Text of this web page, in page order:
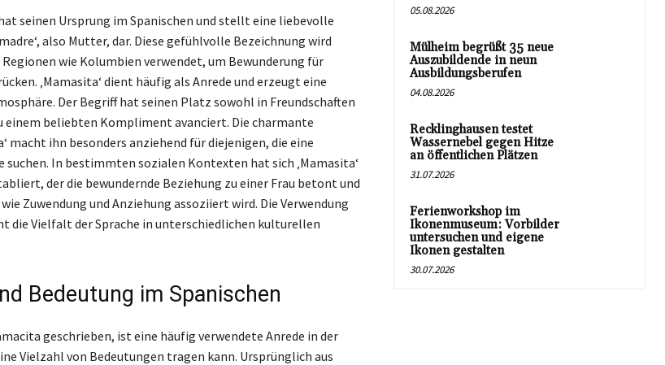
hat seinen Ursprung im Spanischen und stellt eine liebevolle
also Mutter, dar. Diese gefühlvolle Bezeichnung wird
wie Kolumbien verwendet, um Bewunderung für
‚Mamasita‘ dient häufig als Anrede und erzeugt eine
Der Begriff hat seinen Platz sowohl in Freundschaften
einem beliebten Kompliment avanciert. Die charmante
macht ihn besonders anziehend für diejenigen, die eine
suchen. In bestimmten sozialen Kontexten hat sich ‚Mamasita‘
der die bewundernde Beziehung zu einer Frau betont und
Zuwendung und Anziehung assoziiert wird. Die Verwendung
die Vielfalt der Sprache in unterschiedlichen kulturellen
Bedeutung im Spanischen
geschrieben, ist eine häufig verwendete Anrede in der
Vielzahl von Bedeutungen tragen kann. Ursprünglich aus
05.08.2026
Mülheim begrüßt 35 neue
Auszubildende in neun
Ausbildungsberufen
04.08.2026
Recklinghausen testet
Wassernebel gegen Hitze
an öffentlichen Plätzen
31.07.2026
Ferienworkshop im
Ikonenmuseum: Vorbilder
untersuchen und eigene
Ikonen gestalten
30.07.2026